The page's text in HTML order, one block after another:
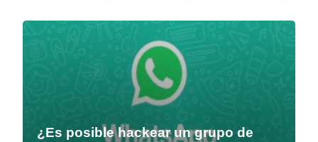
¿Es posible hackear un grupo de